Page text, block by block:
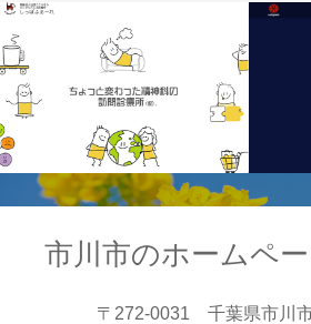
市川市のホームペ
〒272-0031 千葉県市川